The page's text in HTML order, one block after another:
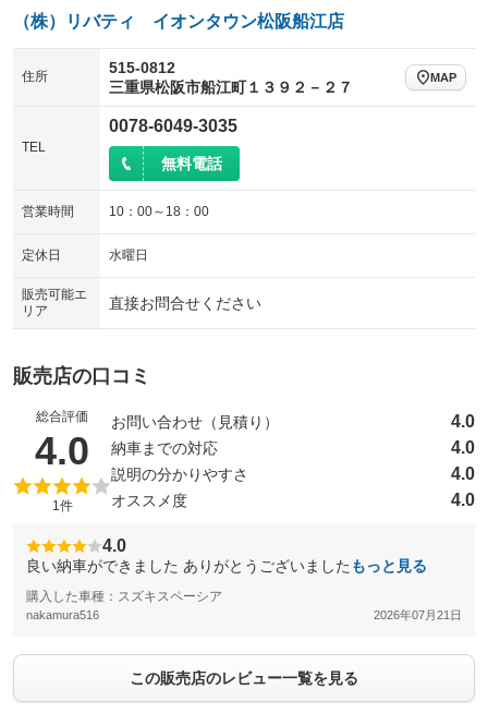
（株）リバティ イオンタウン松阪船江店
住所
515-0812
三重県松阪市船江町１３９２－２７
MAP
TEL
0078-6049-3035
無料電話
営業時間 10：00～18：00
定休日 水曜日
販売可能エ
リア
直接お問合せください
販売店の口コミ
総合評価
4.0 （5点満点中）
1件
お問い合わせ（見積り） 4.0
納車までの対応 4.0
説明の分かりやすさ 4.0
オススメ度 4.0
4.0
良い納車ができました ありがとうございました もっと見る
購入した車種：スズキスペーシア
nakamura516 2026年07月21日
この販売店のレビュー一覧を見る